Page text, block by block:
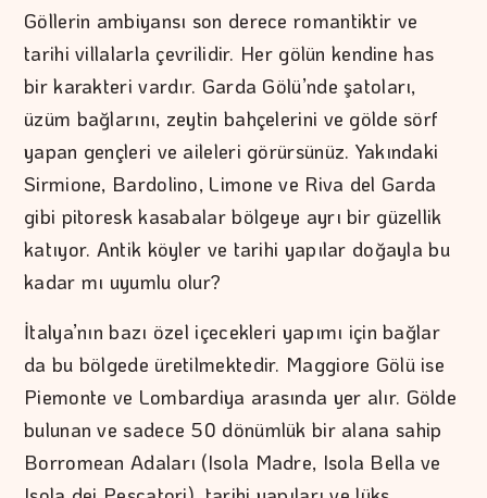
Göllerin ambiyansı son derece romantiktir ve
tarihi villalarla çevrilidir. Her gölün kendine has
bir karakteri vardır. Garda Gölü’nde şatoları,
üzüm bağlarını, zeytin bahçelerini ve gölde sörf
yapan gençleri ve aileleri görürsünüz. Yakındaki
Sirmione, Bardolino, Limone ve Riva del Garda
gibi pitoresk kasabalar bölgeye ayrı bir güzellik
katıyor. Antik köyler ve tarihi yapılar doğayla bu
kadar mı uyumlu olur?
İtalya’nın bazı özel içecekleri yapımı için bağlar
da bu bölgede üretilmektedir. Maggiore Gölü ise
Piemonte ve Lombardiya arasında yer alır. Gölde
bulunan ve sadece 50 dönümlük bir alana sahip
Borromean Adaları (Isola Madre, Isola Bella ve